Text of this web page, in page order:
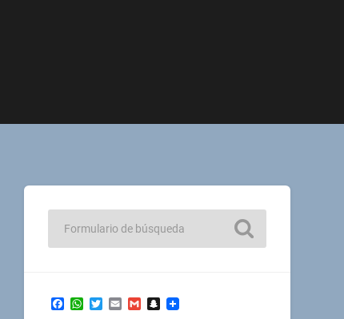
Facebook
WhatsApp
TwitterEmailGmailSnapchat